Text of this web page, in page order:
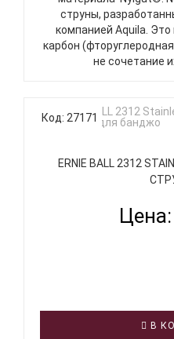
струны,
компанией Aquila.
карбон
не сочетание
Код: 27171
ERNIE BALL 2312
В